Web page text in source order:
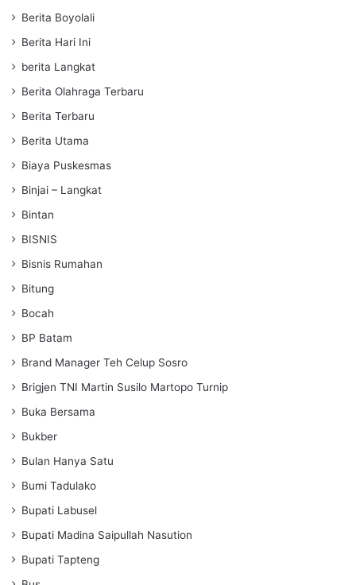
Berita Boyolali
Berita Hari Ini
berita Langkat
Berita Olahraga Terbaru
Berita Terbaru
Berita Utama
Biaya Puskesmas
Binjai – Langkat
Bintan
BISNIS
Bisnis Rumahan
Bitung
Bocah
BP Batam
Brand Manager Teh Celup Sosro
Brigjen TNI Martin Susilo Martopo Turnip
Buka Bersama
Bukber
Bulan Hanya Satu
Bumi Tadulako
Bupati Labusel
Bupati Madina Saipullah Nasution
Bupati Tapteng